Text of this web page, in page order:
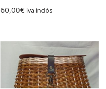
60,00€ Iva inclòs